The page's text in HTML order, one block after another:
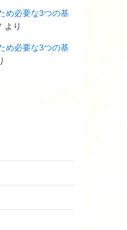
め必要な3つの基
より
め必要な3つの基